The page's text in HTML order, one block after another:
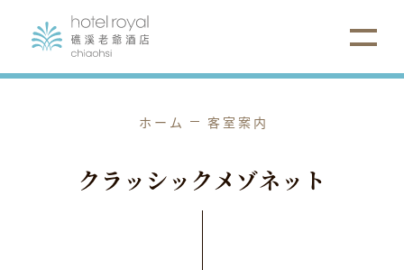
ホーム 客室案内
ク ラ ッ シッ ク メ ゾネ ッ ト